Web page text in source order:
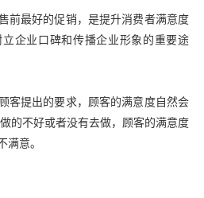
前最好的促销，是提升消费者满意度
企业口碑和传播企业形象的重要途
客提出的要求，顾客的满意度自然会
的不好或者没有去做，顾客的满意度
意。